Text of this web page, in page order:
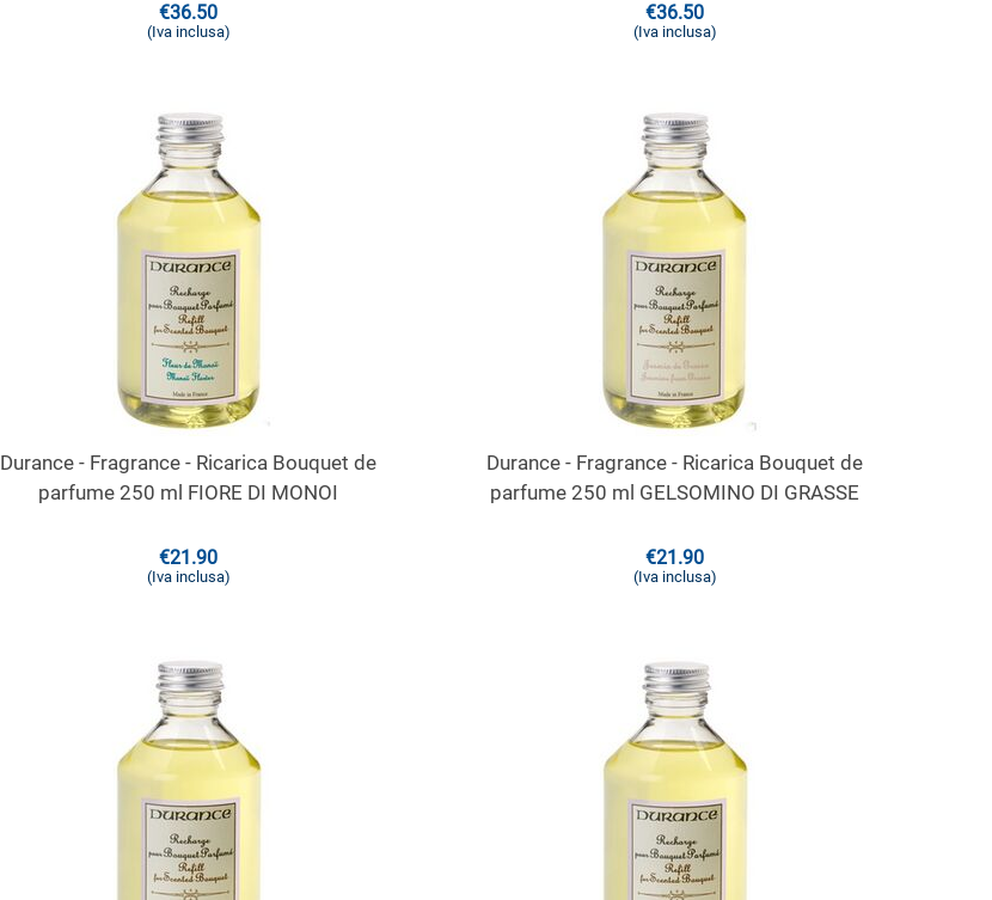
€36.50
(Iva inclusa)
€36.50
(Iva inclusa)
Durance - Fragrance - Ricarica Bouquet de
parfume 250 ml FIORE DI MONOI
€21.90
(Iva inclusa)
Durance - Fragrance - Ricarica Bouquet de
parfume 250 ml GELSOMINO DI GRASSE
€21.90
(Iva inclusa)